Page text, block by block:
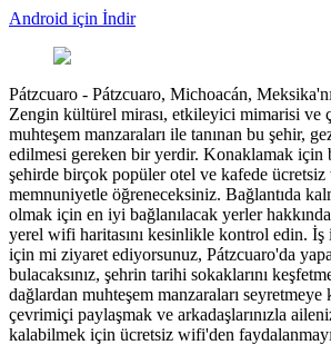
Android için İndir
Pátzcuaro - Pátzcuaro, Michoacán,
Zengin kültürel mirası, etkileyici mimarisi ve
muhteşem manzaraları ile tanınan bu şehir,
edilmesi gereken bir yerdir. Konaklamak için
şehirde birçok popüler otel ve kafede
memnuniyetle öğreneceksiniz. Bağlantıda
olmak için en iyi bağlanılacak yerler
yerel wifi haritasını kesinlikle kontrol edin.
için mi ziyaret ediyorsunuz, Pátzcuaro'da
bulacaksınız, şehrin tarihi sokaklarını
dağlardan muhteşem manzaraları
çevrimiçi paylaşmak ve arkadaşlarınızla
kalabilmek için ücretsiz wifi'den